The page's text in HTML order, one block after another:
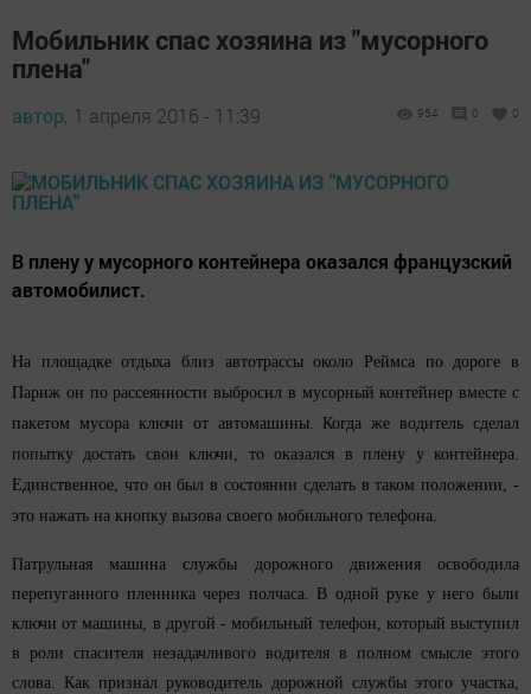
Мобильник спас хозяина из "мусорного
плена"
автор, 1 апреля 2016 - 11:39 954 0 0
В плену у мусорного контейнера оказался французский
автомобилист.
На площадке отдыха близ автотрассы около Реймса по дороге в
Париж он по рассеянности выбросил в мусорный контейнер вместе с
пакетом мусора ключи от автомашины. Когда же водитель сделал
попытку достать свои ключи, то оказался в плену у контейнера.
Единственное, что он был в состоянии сделать в таком положении, -
это нажать на кнопку вызова своего мобильного телефона.
Патрульная машина службы дорожного движения освободила
перепуганного пленника через полчаса. В одной руке у него были
ключи от машины, в другой - мобильный телефон, который выступил
в роли спасителя незадачливого водителя в полном смысле этого
слова. Как признал руководитель дорожной службы этого участка,